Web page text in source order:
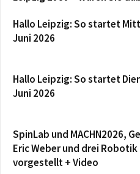
Hallo Leipzig: So startet
Juni 2026
Hallo Leipzig: So startet
Juni 2026
SpinLab und MACHN2026,
Eric Weber und drei
vorgestellt + Video